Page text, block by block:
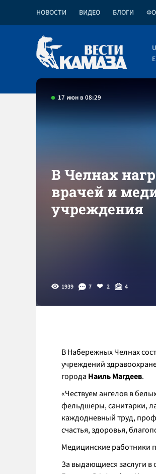
НОВОСТИ ВИДЕО БЛОГИ
17 июн в 08:29
В Челнах
врачей и
учреждения
1939 7 2 4
В Набережных Челнах
учреждений
города Наиль Магдеев.
«Чествуем ангелов в
фельдшеры, санитарки,
каждодневный труд,
счастья, здоровья,
Медицинские работники
За выдающиеся заслуги в